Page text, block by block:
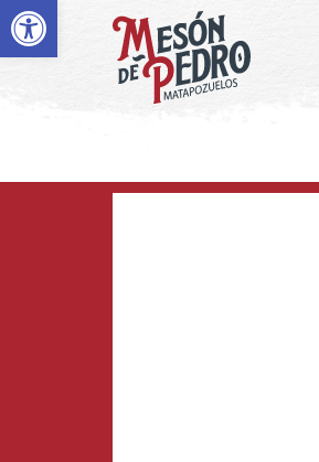
Abrir barra de herramientas